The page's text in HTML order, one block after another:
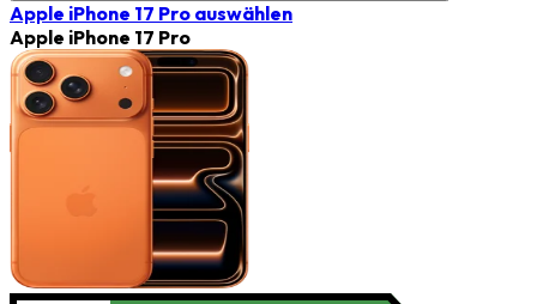
Apple iPhone 17 Pro auswählen
Apple iPhone 17 Pro